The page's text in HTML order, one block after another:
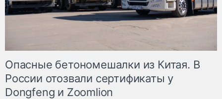
Опасные бетономешалки из Китая. В
России отозвали сертификаты у
Dongfeng и Zoomlion